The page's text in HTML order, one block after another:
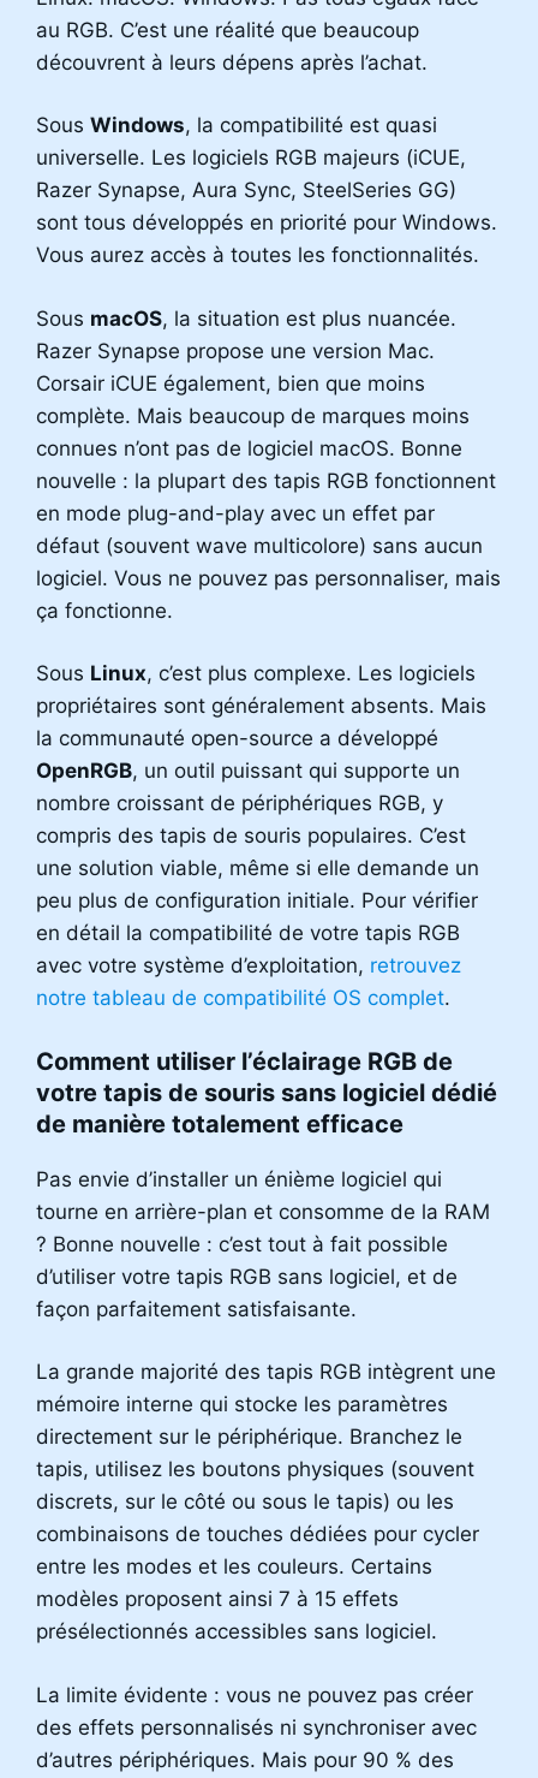
au RGB. C’est une réalité que beaucoup
découvrent à leurs dépens après l’achat.
Sous Windows, la compatibilité est quasi
universelle. Les logiciels RGB majeurs (iCUE,
Razer Synapse, Aura Sync, SteelSeries GG)
sont tous développés en priorité pour Windows.
Vous aurez accès à toutes les fonctionnalités.
Sous macOS, la situation est plus nuancée.
Razer Synapse propose une version Mac.
Corsair iCUE également, bien que moins
complète. Mais beaucoup de marques moins
connues n’ont pas de logiciel macOS. Bonne
nouvelle : la plupart des tapis RGB fonctionnent
en mode plug-and-play avec un effet par
défaut (souvent wave multicolore) sans aucun
logiciel. Vous ne pouvez pas personnaliser, mais
ça fonctionne.
Sous Linux, c’est plus complexe. Les logiciels
propriétaires sont généralement absents. Mais
la communauté open-source a développé
OpenRGB, un outil puissant qui supporte un
nombre croissant de périphériques RGB, y
compris des tapis de souris populaires. C’est
une solution viable, même si elle demande un
peu plus de configuration initiale. Pour vérifier
en détail la compatibilité de votre tapis RGB
avec votre système d’exploitation, retrouvez
notre tableau de compatibilité OS complet.
Comment utiliser l’éclairage RGB de
votre tapis de souris sans logiciel dédié
de manière totalement efficace
Pas envie d’installer un énième logiciel qui
tourne en arrière-plan et consomme de la RAM
? Bonne nouvelle : c’est tout à fait possible
d’utiliser votre tapis RGB sans logiciel, et de
façon parfaitement satisfaisante.
La grande majorité des tapis RGB intègrent une
mémoire interne qui stocke les paramètres
directement sur le périphérique. Branchez le
tapis, utilisez les boutons physiques (souvent
discrets, sur le côté ou sous le tapis) ou les
combinaisons de touches dédiées pour cycler
entre les modes et les couleurs. Certains
modèles proposent ainsi 7 à 15 effets
présélectionnés accessibles sans logiciel.
La limite évidente : vous ne pouvez pas créer
des effets personnalisés ni synchroniser avec
d’autres périphériques. Mais pour 90 % des